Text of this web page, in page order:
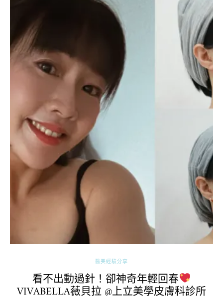
醫美經驗分享
看不出動過針！卻神奇年輕回春
VIVABELLA薇貝拉 @上立美學皮膚科診所